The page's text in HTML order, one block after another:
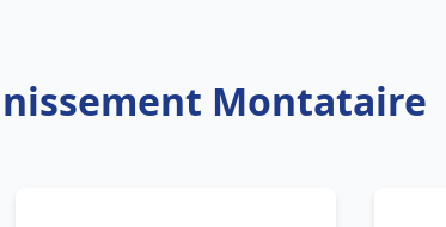
Montataire